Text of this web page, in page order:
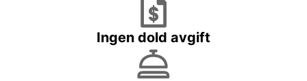
Ingen dold avgift